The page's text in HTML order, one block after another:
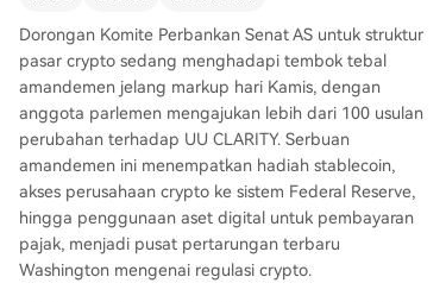
h Warren mengajukan lebih dari 40 amandeme
n, termasuk yang mencegah Fed memberikan a
kun utama kepada perusahaan crypto. Sementa
ra itu, amandemen dari Senator Jack Reed beru
paya melarang crypto digunakan sebagai alat p
embayaran sah, seperti untuk pajak, yang berte
ntangan dengan tujuan industri untuk memperl
uas penggunaan aset digital. Pertarungan kebij
akan paling langsung adalah soal imbalan stabl
ecoin. RUU ini melarang imbalan pada saldo sta
Dorongan Komite Perbankan Senat AS untuk struktur
pasar crypto sedang menghadapi tembok tebal
amandemen jelang markup hari Kamis, dengan
anggota parlemen mengajukan lebih dari 100 usulan
perubahan terhadap UU CLARITY. Serbuan
amandemen ini menempatkan hadiah stablecoin,
akses perusahaan crypto ke sistem Federal Reserve,
hingga penggunaan aset digital untuk pembayaran
pajak, menjadi pusat pertarungan terbaru
Washington mengenai regulasi crypto.